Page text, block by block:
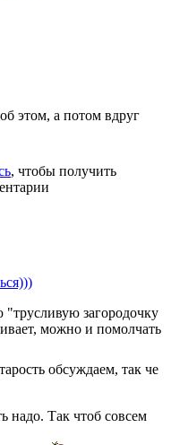
этом, а потом вдруг
, чтобы получить
загородочку
можно и помолчать
обсуждаем, так че
надо. Так чтоб совсем